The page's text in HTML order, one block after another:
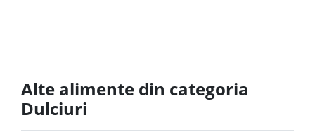
Alte alimente din categoria
Dulciuri